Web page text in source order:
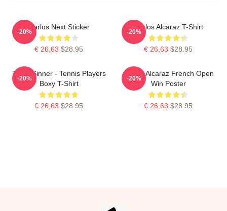
Carlos Next Sticker
€ 26,63 $28.95
-20%
Carlos Alcaraz T-Shirt
€ 26,63 $28.95
-20%
Team Sinner - Tennis Players
Boxy T-Shirt
€ 26,63 $28.95
-20%
Carlos Alcaraz French Open
Win Poster
€ 26,63 $28.95
-20%